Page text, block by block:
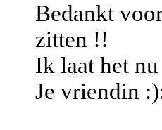
Bedankt
zitten !!
Ik laat het
Je vriendin